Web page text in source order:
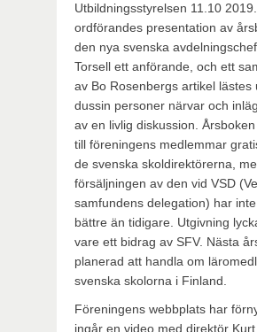
Utbildningsstyrelsen 11.10
ordförandes presentation av
den nya svenska
Torsell ett anförande, och ett
av Bo Rosenbergs artikel lästes
dussin personer närvar och
av en livlig diskussion.
till föreningens medlemmar
de svenska skoldirektörerna,
försäljningen av den vid VSD
samfundens delegation) har
bättre än tidigare. Utgivning
vare ett bidrag av SFV. Nästa
planerad att handla om
svenska skolorna i Finland.
Föreningens webbplats har
ingår en video med direktör